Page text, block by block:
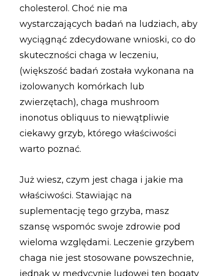
cholesterol. Choć nie ma
wystarczających badań na ludziach, aby
wyciągnąć zdecydowane wnioski, co do
skuteczności chaga w leczeniu,
(większość badań została wykonana na
izolowanych komórkach lub
zwierzętach), chaga mushroom
inonotus obliquus to niewątpliwie
ciekawy grzyb, którego właściwości
warto poznać.
Już wiesz, czym jest chaga i jakie ma
właściwości. Stawiając na
suplementację tego grzyba, masz
szansę wspomóc swoje zdrowie pod
wieloma względami. Leczenie grzybem
chaga nie jest stosowane powszechnie,
jednak w medycynie ludowej ten bogaty